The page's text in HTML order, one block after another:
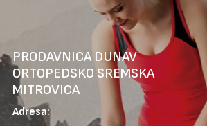
PRODAVNICA DUNAV
ORTOPEDSKO SREMSKA
MITROVICA
Adresa: